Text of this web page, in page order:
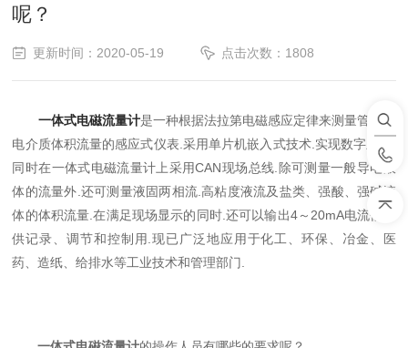
呢？
更新时间：2020-05-19 点击次数：1808
一体式电磁流量计是一种根据法拉第电磁感应定律来测量管内导
电介质体积流量的感应式仪表.采用单片机嵌入式技术.实现数字励磁.
同时在一体式电磁流量计上采用CAN现场总线.除可测量一般导电液
体的流量外.还可测量液固两相流.高粘度液流及盐类、强酸、强碱液
体的体积流量.在满足现场显示的同时.还可以输出4～20mA电流信号
供记录、调节和控制用.现已广泛地应用于化工、环保、冶金、医
药、造纸、给排水等工业技术和管理部门.